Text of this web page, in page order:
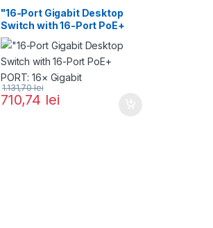
"16-Port Gigabit Desktop
Switch with 16-Port PoE+
PORT: 16× Gigabit
710,74 lei
1.131,70lei